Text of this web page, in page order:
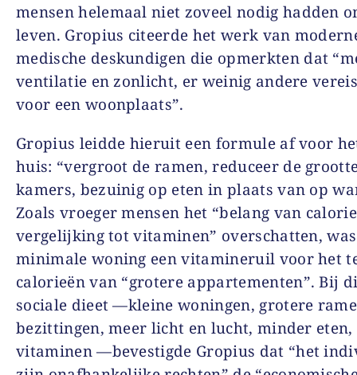
mensen helemaal niet zoveel nodig hadden
leven. Gropius citeerde het werk van
medische deskundigen die opmerkten dat
ventilatie en zonlicht, er weinig andere
voor een woonplaats”.
Gropius leidde hieruit een formule af voor
huis: “vergroot de ramen, reduceer de
kamers, bezuinig op eten in plaats van op
Zoals vroeger mensen het “belang van
vergelijking tot vitaminen” overschatten,
minimale woning een vitamineruil voor het
calorieën van “grotere appartementen”. Bij
sociale dieet —kleine woningen, grotere
bezittingen, meer licht en lucht, minder eten,
vitaminen —bevestigde Gropius dat “het